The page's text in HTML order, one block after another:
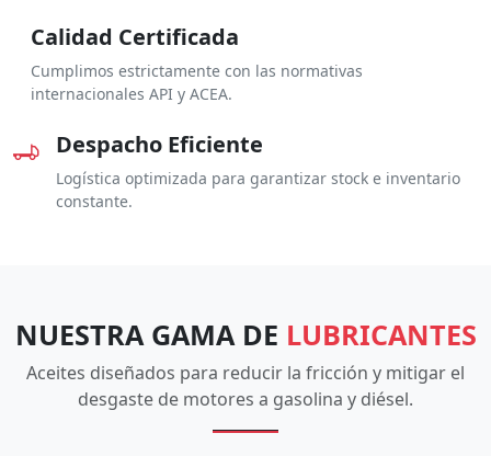
Calidad Certificada
Cumplimos estrictamente con las normativas
internacionales API y ACEA.
Despacho Eficiente
Logística optimizada para garantizar stock e inventario
constante.
NUESTRA GAMA DE LUBRICANTES
Aceites diseñados para reducir la fricción y mitigar el
desgaste de motores a gasolina y diésel.